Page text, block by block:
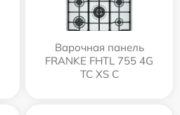
Варочная панель
FRANKE FHTL 755 4G
TC XS C